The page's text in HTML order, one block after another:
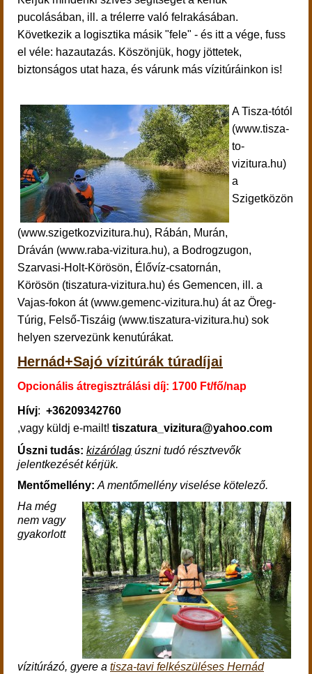
pucolásában, ill. a trélerre való felrakásában.
Következik a logisztika másik "fele" - és itt a vége, fuss
el véle: hazautazás. Köszönjük, hogy jöttetek,
biztonságos utat haza, és várunk más vízitúráinkon is!
A Tisza-tótól
(www.tisza-
to-
vizitura.hu)
a
Szigetközön
(www.szigetkozvizitura.hu), Rábán, Murán,
Dráván (www.raba-vizitura.hu), a Bodrogzugon,
Szarvasi-Holt-Körösön, Élővíz-csatornán,
Körösön (tiszatura-vizitura.hu) és Gemencen, ill. a
Vajas-fokon át (www.gemenc-vizitura.hu) át az Öreg-
Túrig, Felső-Tiszáig (www.tiszatura-vizitura.hu) sok
helyen szervezünk kenutúrákat.
Hernád+Sajó vízitúrák túradíjai
Opcionális átregisztrálási díj: 1700 Ft/fő/nap
Hívj: +36209342760
,vagy küldj e-mailt! tiszatura_vizitura@yahoo.com
Úszni tudás: kizárólag úszni tudó résztvevők
jelentkezését kérjük.
Mentőmellény: A mentőmellény viselése kötelező.
Ha még
nem vagy
gyakorlott
vízitúrázó, gyere a tisza-tavi felkészüléses Hernád